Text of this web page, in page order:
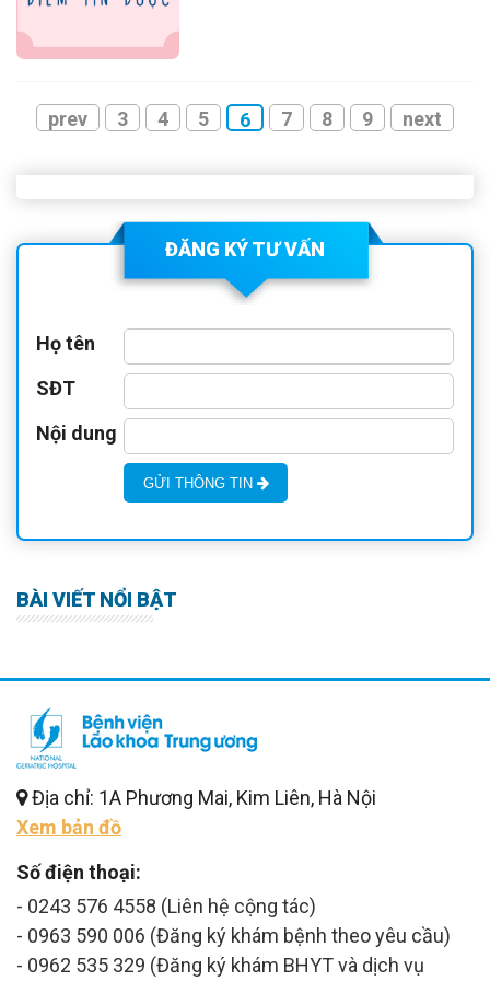
prev 3 4 5 6 7 8 9 next
ĐĂNG KÝ TƯ VẤN
Họ tên
SĐT
Nội dung
GỬI THÔNG TIN
BÀI VIẾT NỔI BẬT
Địa chỉ: 1A Phương Mai, Kim Liên, Hà Nội
Xem bản đồ
Số điện thoại:
- 0243 576 4558 (Liên hệ cộng tác)
- 0963 590 006 (Đăng ký khám bệnh theo yêu cầu)
- 0962 535 329 (Đăng ký khám BHYT và dịch vụ